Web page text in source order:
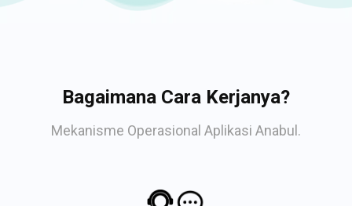
Bagaimana Cara Kerjanya?
Mekanisme Operasional Aplikasi Anabul.